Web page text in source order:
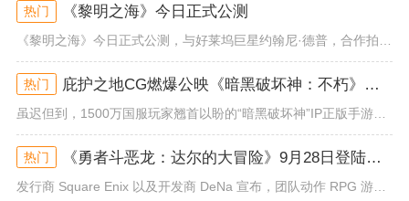
热门 《黎明之海》今日正式公测
热门 庇护之地CG燃爆公映《暗黑破坏神：不朽》今日全平台上线
虽迟但到，1500万国服玩家翘首以盼的“暗黑破坏神”IP正版手游《暗黑破坏神：不朽》已于今日全平台上线！动作RPG王者再...
热门 《勇者斗恶龙：达尔的大冒险》9月28日登陆苹果谷歌应用商店
发行商 Square Enix 以及开发商 DeNa 宣布，团队动作 RPG 游戏《勇者斗恶龙：达尔的大冒险 魂之绊》将...